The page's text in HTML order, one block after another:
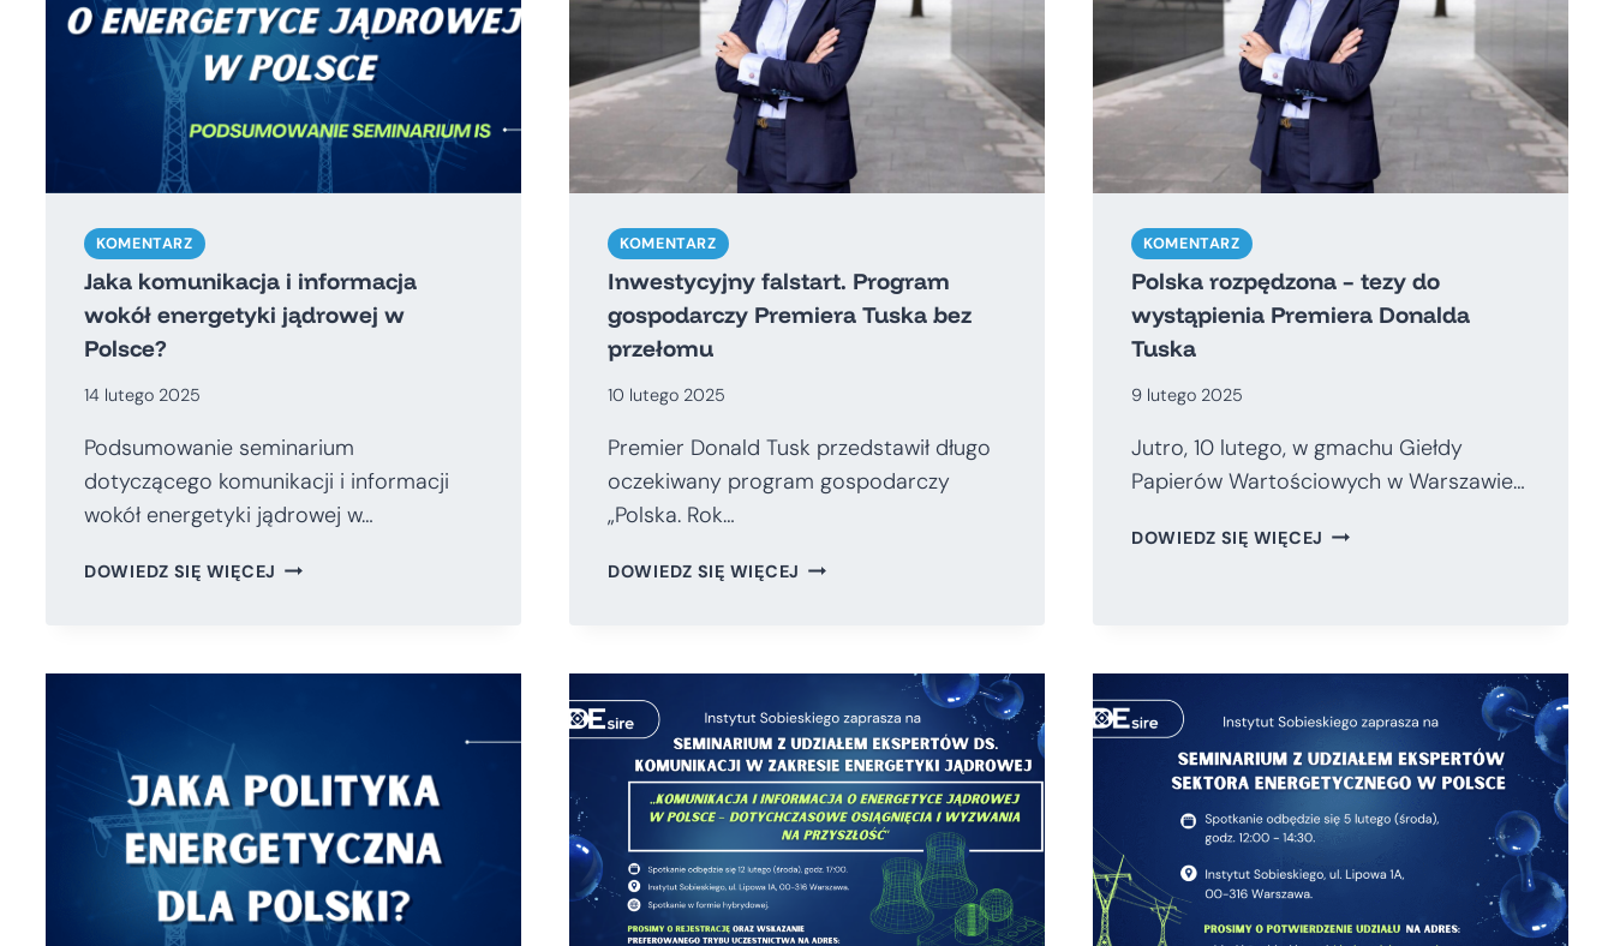
KOMENTARZ
Jaka komunikacja i informacja
wokół energetyki jądrowej w
Polsce?
14 lutego 2025
Podsumowanie seminarium
dotyczącego komunikacji i informacji
wokół energetyki jądrowej w…
DOWIEDZ SIĘ WIĘCEJ JAKA
WOKÓŁ
POLSCE?
KOMENTARZ
Inwestycyjny falstart. Program
gospodarczy Premiera Tuska bez
przełomu
10 lutego 2025
Premier Donald Tusk przedstawił długo
oczekiwany program gospodarczy
„Polska. Rok…
DOWIEDZ SIĘ WIĘCEJ INWESTYCYJNY
PREMIERA
BEZ
PRZEŁOMU
KOMENTARZ
Polska rozpędzona – tezy do
wystąpienia Premiera Donalda
Tuska
9 lutego 2025
Jutro, 10 lutego, w gmachu Giełdy
Papierów Wartościowych w Warszawie…
DOWIEDZ SIĘ WIĘCEJ POLSKA
WYSTĄPIENIA
DONALDA
TUSKA